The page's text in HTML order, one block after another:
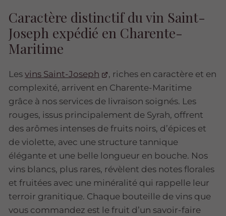
Caractère distinctif du vin Saint-
Joseph expédié en Charente-
Maritime
Les vins Saint-Joseph
, riches en caractère et en
complexité, arrivent en Charente-Maritime
grâce à nos services de livraison soignés. Les
rouges, issus principalement de Syrah, offrent
des arômes intenses de fruits noirs, d’épices et
de violette, avec une structure tannique
élégante et une belle longueur en bouche. Nos
vins blancs, plus rares, révèlent des notes florales
et fruitées avec une minéralité qui rappelle leur
terroir granitique. Chaque bouteille de vins que
vous commandez est le fruit d’un savoir-faire